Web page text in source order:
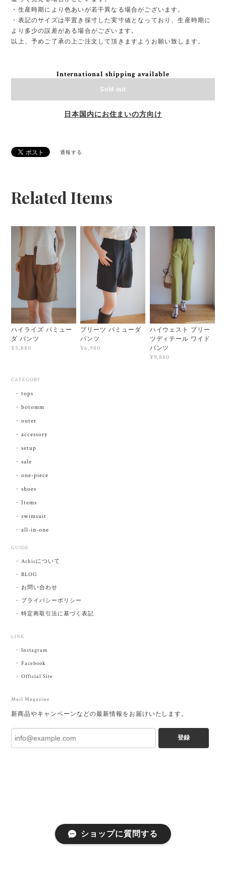
・生産時期により色あいが若干異なる場合がございます。
・表記のサイズは平置き採寸した実寸値となっており、生産時期に
より多少の誤差がある場合がございます。
以上、予めご了承の上ご注文して頂きますようお願い致します。
International shipping available
Sold out
日本国内にお住まいの方向け
通報する
Related Items
ハイライズ バミュー
ダ パンツ
¥5,880
プリーツ バミューダ
パンツ
¥6,980
ハイウェスト プリー
ツディテール ワイド
パンツ
¥9,880
CATEGORY
tops
botomm
outer
accessory
setup
sale
one-piece
shoes
Items
swimsuit
all-in-one
GUIDE
Achicについて
BLOG
お問い合わせ
プライバシーポリシー
特定商取引法に基づく表記
LINK
Instagram
Facebook
Official Site
Mail Magazine
新商品やキャンペーンなどの最新情報をお届けいたします。
登録
ショップに質問する